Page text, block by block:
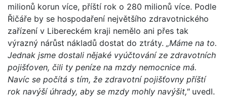
milionů korun více, příští rok o 280 milionů více. Podle
Řičáře by se hospodaření největšího zdravotnického
zařízení v Libereckém kraji nemělo ani přes tak
výrazný nárůst nákladů dostat do ztráty. „Máme na to.
Jednak jsme dostali nějaké vyúčtování ze zdravotních
pojišťoven, čili ty peníze na mzdy nemocnice má.
Navíc se počítá s tím, že zdravotní pojišťovny příští
rok navýší úhrady, aby se mzdy mohly navýšit,"uvedl.